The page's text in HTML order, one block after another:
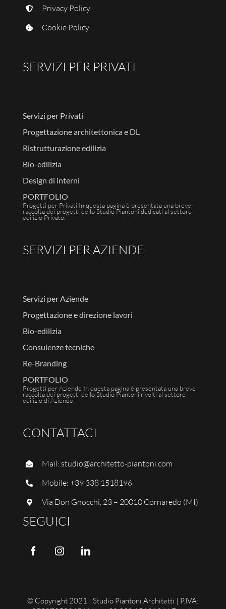
Privacy Policy
Cookie Policy
SERVIZI PER PRIVATI
Servizi per Privati
Progettazione architettonica e DL
Ristrutturazione edilizia
Bio-edilizia
Design di interni
PORTFOLIO
Progetti per Privati In questa pagina è presentata una breve
raccolta dei progetti dello Studio Piantoni dedicati al settore
edilizio Privato.
SERVIZI PER AZIENDE
Servizi per Aziende
Progettazione e direzione lavori
Bio-edilizia
Consulenze tecniche
Re-Branding
PORTFOLIO
Progetti per Aziende In questa pagina è presentata una breve
raccolta dei progetti dello Studio Piantoni rivolti al settore
edilizio di Aziende.
CONTATTACI
Mail: studio@architetto-piantoni.com
Mobile:+39 338 1518196
Via Don Gnocchi, 23 – 20010 Cornaredo (MI)
SEGUICI
© Copyright 2021 | Studio Piantoni Architetti | P.IVA: